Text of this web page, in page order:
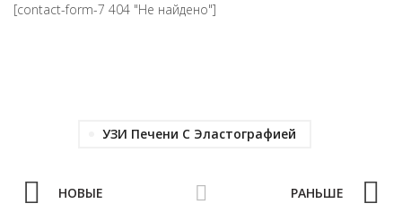
[contact-form-7 404 "Не найдено"]
УЗИ Печени С Эластографией
НОВЫЕ РАНЬШЕ